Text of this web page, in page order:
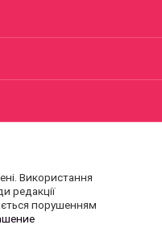
Використання
редакції
порушенням